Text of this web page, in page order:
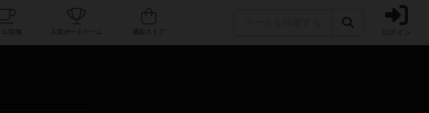
人気ボードゲーム ログイン